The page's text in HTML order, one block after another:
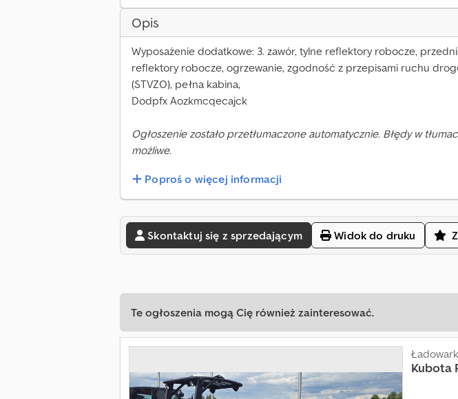
Opis
Wyposażenie dodatkowe: 3. zawór, tylne reflektory robocze,
reflektory robocze, ogrzewanie, zgodność z przepisami ruchu
(STVZO), pełna kabina,
Dodpfx Aozkmcqecajck
Ogłoszenie zostało przetłumaczone automatycznie. Błędy w
możliwe.
Poproś o więcej informacji
Skontaktuj się z sprzedającym Widok do druku
Te ogłoszenia mogą Cię również zainteresować.
Kubota